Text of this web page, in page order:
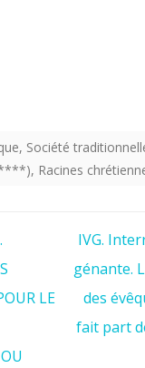
, Société
****), Racines
LE
IVG.
génante.
des
fait part